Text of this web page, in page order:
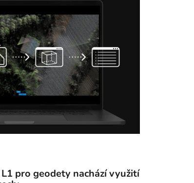
pro geodety nachází využití